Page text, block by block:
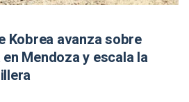
Kobrea avanza sobre
Mendoza y escala la